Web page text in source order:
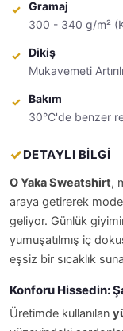
Gramaj
300 - 340 g/m²
Dikiş
Mukavemeti
Bakım
30°C'de benzer
DETAYLI BİLGİ
O Yaka Sweatshirt,
araya getirerek
geliyor. Günlük
yumuşatılmış iç
eşsiz bir sıcaklık
Konforu Hissedin:
Üretimde kullanılan